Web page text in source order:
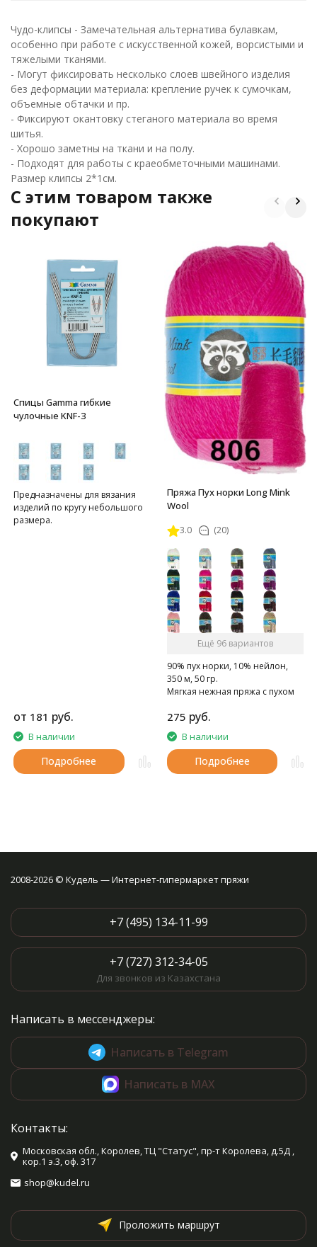
Чудо-клипсы - Замечательная альтернатива булавкам,
особенно при работе с искусственной кожей, ворсистыми и
тяжелыми тканями.
- Могут фиксировать несколько слоев швейного изделия
без деформации материала: крепление ручек к сумочкам,
объемные обтачки и пр.
- Фиксируют окантовку стеганого материала во время
шитья.
- Хорошо заметны на ткани и на полу.
- Подходят для работы с краеобметочными машинами.
Размер клипсы 2*1см.
C этим товаром также
покупают
Спицы Gamma гибкие
чулочные KNF-3
Предназначены для вязания
изделий по кругу небольшого
размера.
от 181 руб.
В наличии
Подробнее
Пряжа Пух норки Long Mink
Wool
3.0 (20)
Ещё 96 вариантов
90% пух норки, 10% нейлон,
350 м, 50 гр.
Мягкая нежная пряжа с пухом
275 руб.
В наличии
Подробнее
2008-2026 © Кудель — Интернет-гипермаркет пряжи
+7 (495) 134-11-99
+7 (727) 312-34-05
Для звонков из Казахстана
Написать в мессенджеры:
Написать в Telegram
Написать в MAX
Контакты:
Московская обл., Королев, ТЦ "Статус", пр-т Королева, д.5Д ,
кор.1 э.3, оф. 317
shop@kudel.ru
Проложить маршрут